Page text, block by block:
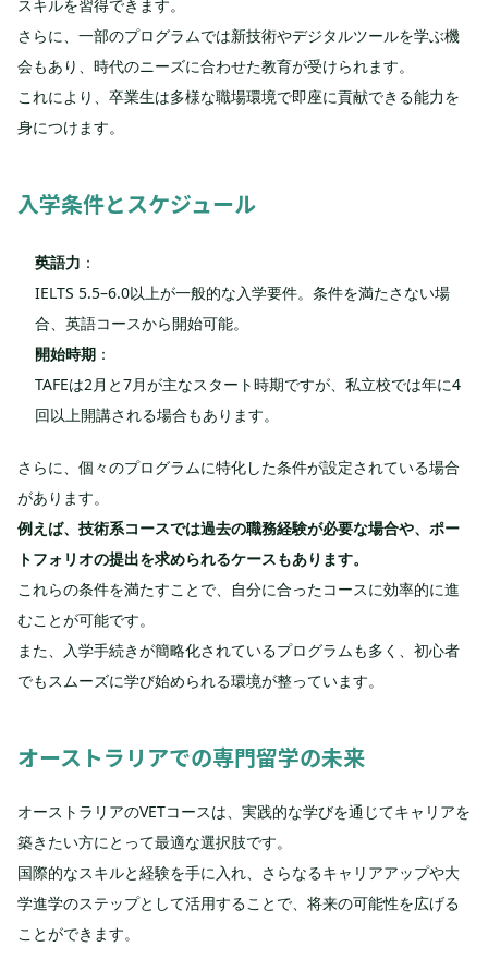
スキルを習得できます。
さらに、一部のプログラムでは新技術やデジタルツールを学ぶ機
会もあり、時代のニーズに合わせた教育が受けられます。
これにより、卒業生は多様な職場環境で即座に貢献できる能力を
身につけます。
入学条件とスケジュール
英語力 ：
IELTS 5.5–6.0以上が一般的な入学要件。条件を満たさない場
合、英語コースから開始可能。
開始時期 ：
TAFEは2月と7月が主なスタート時期ですが、私立校では年に4
回以上開講される場合もあります。
さらに、個々のプログラムに特化した条件が設定されている場合
があります。
例えば、技術系コースでは過去の職務経験が必要な場合や、ポー
トフォリオの提出を求められるケースもあります。
これらの条件を満たすことで、自分に合ったコースに効率的に進
むことが可能です。
また、入学手続きが簡略化されているプログラムも多く、初心者
でもスムーズに学び始められる環境が整っています。
オーストラリアでの専門留学の未来
オーストラリアのVETコースは、実践的な学びを通じてキャリアを
築きたい方にとって最適な選択肢です。
国際的なスキルと経験を手に入れ、さらなるキャリアアップや大
学進学のステップとして活用することで、将来の可能性を広げる
ことができます。